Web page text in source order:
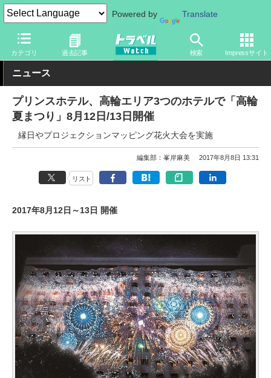
Powered by Translate
カテゴリ 過去記事 検索 Impressサイト
トラベル Watch 地域 国内旅行 東京
ニュース
プリンスホテル、高輪エリア3つのホテルで「高輪
夏まつり」8月12日/13日開催
縁日やプロジェクションマッピング花火大会を実施
編集部：峯岸麻美 2017年8月8日 13:31
リスト
2017年8月12日～13日 開催